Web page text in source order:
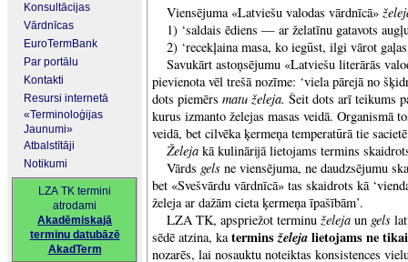
Konsultācijas
Vārdnīcas
EuroTermBank
Par portālu
Kontakti
Resursi internetā
«Terminoloģijas
Jaunumi»
Atbalstītāji
Notikumi
LZA TK termini
atrodami
Akadēmiskajā
terminu datubāzē
AkadTerm
Viensējuma «Latviešu valodas vārdnīcā»
1) ‘saldais ēdiens — ar želatīnu gatavots
2) ‘recekļaina masa, ko iegūst, ilgi vārot
Savukārt astoņsējumu «Latviešu literārās
pievienota vēl trešā nozīme: ‘viela pārejā no
dots piemērs matu želeja. Šeit dots arī teikums
kurus izmanto želejas masas veidā. Organismā
veidā, bet cilvēka ķermeņa temperatūrā tie
Želeja kā kulinārijā lietojams termins
Vārds gels ne viensējuma, ne daudzsējumu
bet «Svešvārdu vārdnīcā» tas skaidrots kā
želeja ar dažām cieta ķermeņa īpašībām’.
LZA TK, apspriežot terminu želeja un gels
sēdē atzina, katerminsželejalietojams ne
nozarēs, lai nosauktu noteiktas konsistences